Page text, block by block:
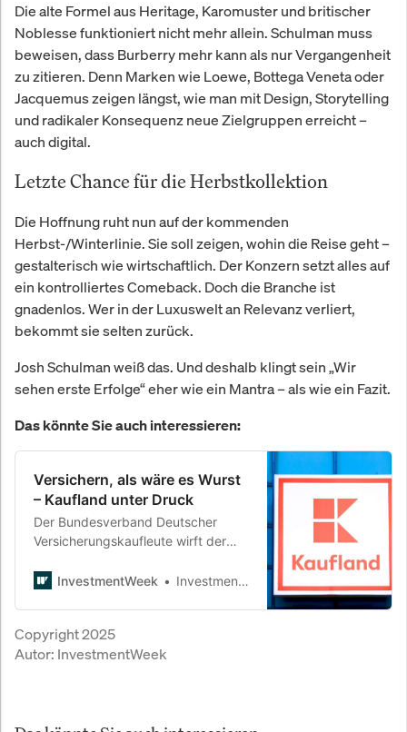
Die alte Formel aus Heritage, Karomuster und britischer
Noblesse funktioniert nicht mehr allein. Schulman muss
beweisen, dass Burberry mehr kann als nur Vergangenheit
zu zitieren. Denn Marken wie Loewe, Bottega Veneta oder
Jacquemus zeigen längst, wie man mit Design, Storytelling
und radikaler Konsequenz neue Zielgruppen erreicht –
auch digital.
Letzte Chance für die Herbstkollektion
Die Hoffnung ruht nun auf der kommenden
Herbst-/Winterlinie. Sie soll zeigen, wohin die Reise geht –
gestalterisch wie wirtschaftlich. Der Konzern setzt alles auf
ein kontrolliertes Comeback. Doch die Branche ist
gnadenlos. Wer in der Luxuswelt an Relevanz verliert,
bekommt sie selten zurück.
Josh Schulman weiß das. Und deshalb klingt sein „Wir
sehen erste Erfolge“ eher wie ein Mantra – als wie ein Fazit.
Das könnte Sie auch interessieren:
Versichern, als wäre es Wurst
– Kaufland unter Druck
Der Bundesverband Deutscher
Versicherungskaufleute wirft der
Rechtsverstöße vor. Es geht um
Verbraucherschutz im
Versicherungsvertrieb.
InvestmentWeek InvestmentWeek
Copyright 2025
Autor: InvestmentWeek